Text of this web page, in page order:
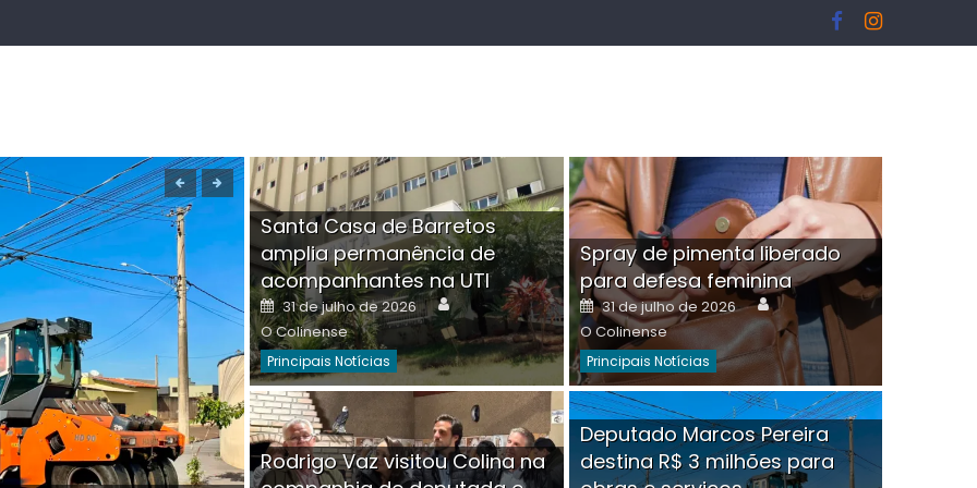
Boutique na Av. Ângelo Martins Tristão é
invadida por criminoso mascarado
Santa Casa de Barretos
amplia permanência de
acompanhantes na UTI
Posted
on
31 de julho de 2026 Author
O Colinense
Principais Notícias
Spray de pimenta liberado
para defesa feminina
Posted
on
31 de julho de 2026 Author
O Colinense
Principais Notícias
Rodrigo Vaz visitou Colina na
Deputado Marcos Pereira
destina R$ 3 milhões para